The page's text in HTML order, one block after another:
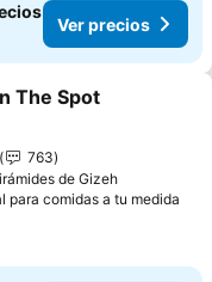
Ver precios
favoritos
The Spot
763
de Gizeh
para comidas a tu medida